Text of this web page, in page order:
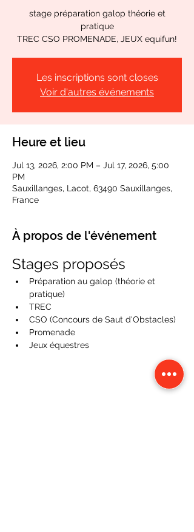
stage préparation galop théorie et
pratique
TREC CSO PROMENADE, JEUX equifun!
Les inscriptions sont closes
Voir d'autres événements
Heure et lieu
Jul 13, 2026, 2:00 PM – Jul 17, 2026, 5:00
PM
Sauxillanges, Lacot, 63490 Sauxillanges,
France
À propos de l'événement
Stages proposés
Préparation au galop (théorie et
pratique)
TREC
CSO (Concours de Saut d'Obstacles)
Promenade
Jeux équestres